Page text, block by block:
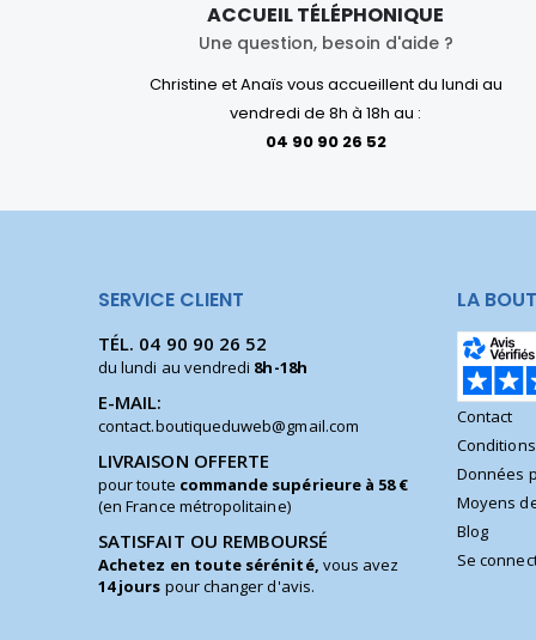
ACCUEIL TÉLÉPHONIQUE
Une question, besoin d'aide ?
Christine et Anaïs vous accueillent du lundi au
vendredi de 8h à 18h au :
04 90 90 26 52
SERVICE CLIENT
TÉL. 04 90 90 26 52
du lundi au vendredi 8h-18h
E-MAIL:
contact.boutiqueduweb@gmail.com
LIVRAISON OFFERTE
pour toute commande supérieure à 58 €
(en France métropolitaine)
SATISFAIT OU REMBOURSÉ
Achetez en toute sérénité, vous avez
14 jours pour changer d'avis.
LA
Contact
Données
Moyens
Blog
Se